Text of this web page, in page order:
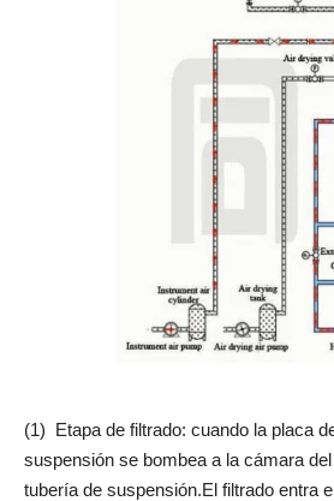
(1) Etapa de filtrado: cuando la placa
suspensión se bombea a la cámara
tubería de suspensión.El filtrado entra